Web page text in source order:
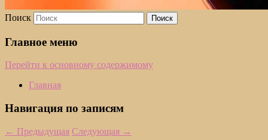
Поиск
Главное меню
Перейти к основному содержимому
Главная
Навигация по записям
← Предыдущая Следующая →